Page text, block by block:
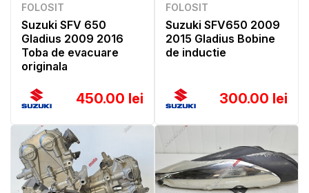
FOLOSIT
Suzuki SFV 650
Gladius 2009 2016
Toba de evacuare
originala
450.00 lei
FOLOSIT
Suzuki SFV650 2009
2015 Gladius Bobine
de inductie
300.00 lei